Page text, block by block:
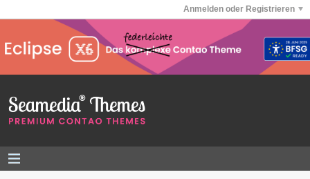
Anmelden oder Registrieren